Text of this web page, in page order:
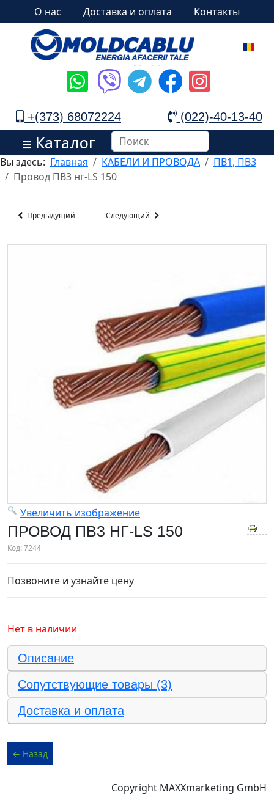
О нас Доставка и оплата Контакты
+(373) 68072224 (022)-40-13-40
Каталог
Вы здесь: Главная КАБЕЛИ И ПРОВОДА
ПВ1, ПВ3
Провод ПВ3 нг-LS 150
Предыдущий Следующий
Увеличить изображение
ПРОВОД ПВ3 НГ-LS 150
Код:7244
Позвоните и узнайте цену
Нет в наличии
Описание
Сопутствующие товары (3)
Доставка и оплата
Copyright MAXXmarketing GmbH